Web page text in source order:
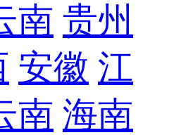
南 贵州
安徽 江
南 海南